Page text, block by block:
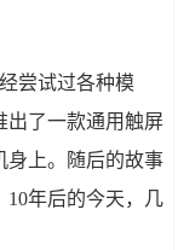
尝试过各种模
出了一款通用触屏
身上。随后的故事
10年后的今天，几